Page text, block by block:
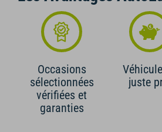
Occasions
sélectionnées
vérifiées et
garanties
juste